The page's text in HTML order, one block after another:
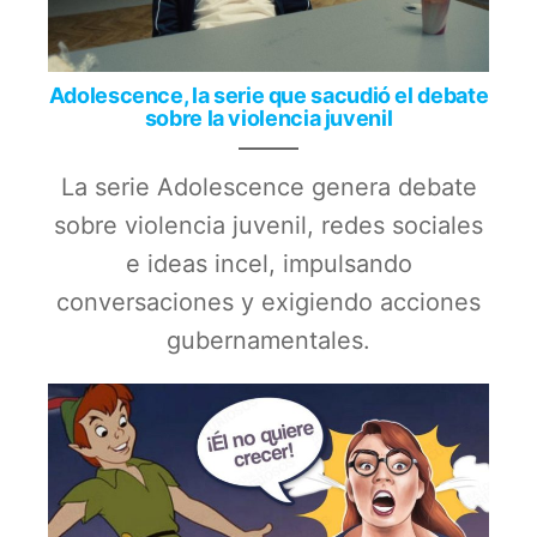
Adolescence, la serie que sacudió el debate
sobre la violencia juvenil
La serie Adolescence genera debate
sobre violencia juvenil, redes sociales
e ideas incel, impulsando
conversaciones y exigiendo acciones
gubernamentales.